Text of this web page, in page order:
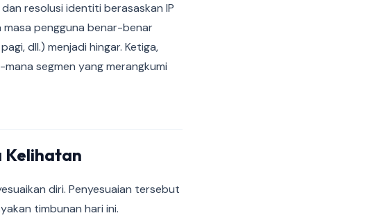
resolusi identiti berasaskan IP
masa pengguna benar-benar
dll.) menjadi hingar. Ketiga,
segmen yang merangkumi
Kelihatan
diri. Penyesuaian tersebut
timbunan hari ini.